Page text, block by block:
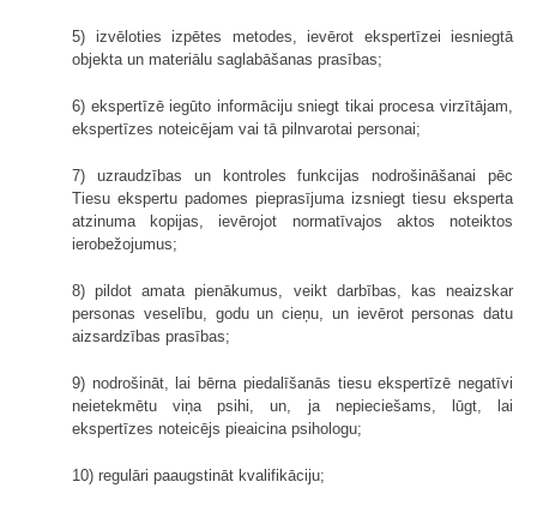
5) izvēloties izpētes metodes, ievērot ekspertīzei iesniegtā
objekta un materiālu saglabāšanas prasības;
6) ekspertīzē iegūto informāciju sniegt tikai procesa virzītājam,
ekspertīzes noteicējam vai tā pilnvarotai personai;
7) uzraudzības un kontroles funkcijas nodrošināšanai pēc
Tiesu ekspertu padomes pieprasījuma izsniegt tiesu eksperta
atzinuma kopijas, ievērojot normatīvajos aktos noteiktos
ierobežojumus;
8) pildot amata pienākumus, veikt darbības, kas neaizskar
personas veselību, godu un cieņu, un ievērot personas datu
aizsardzības prasības;
9) nodrošināt, lai bērna piedalīšanās tiesu ekspertīzē negatīvi
neietekmētu viņa psihi, un, ja nepieciešams, lūgt, lai
ekspertīzes noteicējs pieaicina psihologu;
10) regulāri paaugstināt kvalifikāciju;